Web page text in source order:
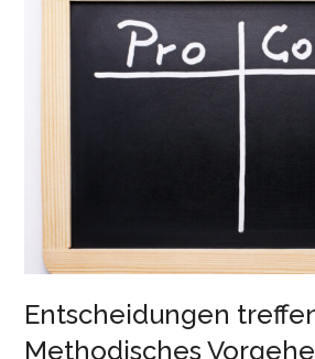
Entscheidungen
Methodisches